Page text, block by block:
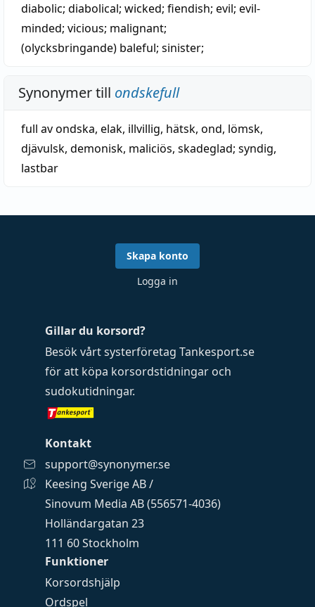
diabolic; diabolical; wicked; fiendish; evil; evil-
minded; vicious; malignant;
(olycksbringande) baleful; sinister;
Synonymer till ondskefull
full av ondska, elak, illvillig, hätsk, ond, lömsk,
djävulsk, demonisk, maliciös, skadeglad; syndig,
lastbar
Funktioner
Korsordshjälp
Ordspel
Gillar du korsord?
Besök vårt systerföretag Tankesport.se
för att köpa korsordstidningar och
sudokutidningar.
Kontakt
support@synonymer.se
Keesing Sverige AB /
Sinovum Media AB (556571-4036)
Holländargatan 23
111 60 Stockholm
Skapa konto
Logga in